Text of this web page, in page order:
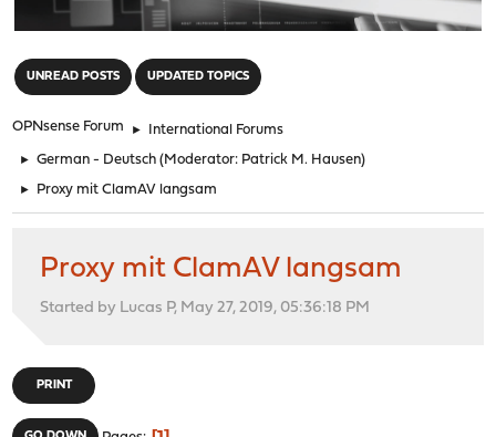
UNREAD POSTS UPDATED TOPICS
OPNsense Forum ► International Forums
► German - Deutsch (Moderator: Patrick M. Hausen)
► Proxy mit ClamAV langsam
Proxy mit ClamAV langsam
Started by Lucas P, May 27, 2019, 05:36:18 PM
PRINT